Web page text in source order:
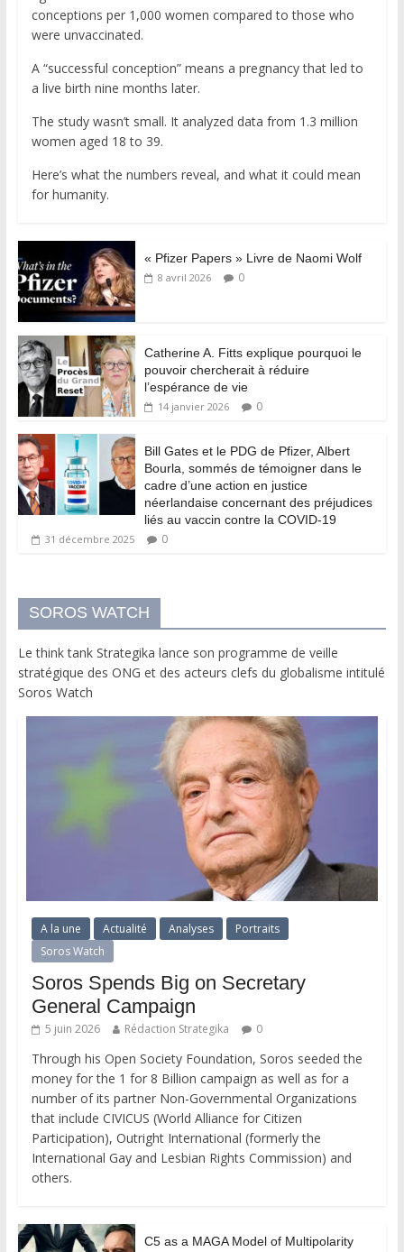
conceptions per 1,000 women compared to those who
were unvaccinated.
A “successful conception” means a pregnancy that led to
a live birth nine months later.
The study wasn’t small. It analyzed data from 1.3 million
women aged 18 to 39.
Here’s what the numbers reveal, and what it could mean
for humanity.
« Pfizer Papers » Livre de Naomi Wolf
8 avril 2026 0
Catherine A. Fitts explique pourquoi le
pouvoir chercherait à réduire
l’espérance de vie
14 janvier 2026 0
Bill Gates et le PDG de Pfizer, Albert
Bourla, sommés de témoigner dans le
cadre d’une action en justice
néerlandaise concernant des préjudices
liés au vaccin contre la COVID-19
31 décembre 2025 0
SOROS WATCH
Le think tank Strategika lance son programme de veille
stratégique des ONG et des acteurs clefs du globalisme intitulé
Soros Watch
A la une Actualité Analyses
Portraits
Soros Watch
Soros Spends Big on Secretary
General Campaign
5 juin 2026 Rédaction Strategika 0
Through his Open Society Foundation, Soros seeded the
money for the 1 for 8 Billion campaign as well as for a
number of its partner Non-Governmental Organizations
that include CIVICUS (World Alliance for Citizen
Participation), Outright International (formerly the
International Gay and Lesbian Rights Commission) and
others.
C5 as a MAGA Model of Multipolarity